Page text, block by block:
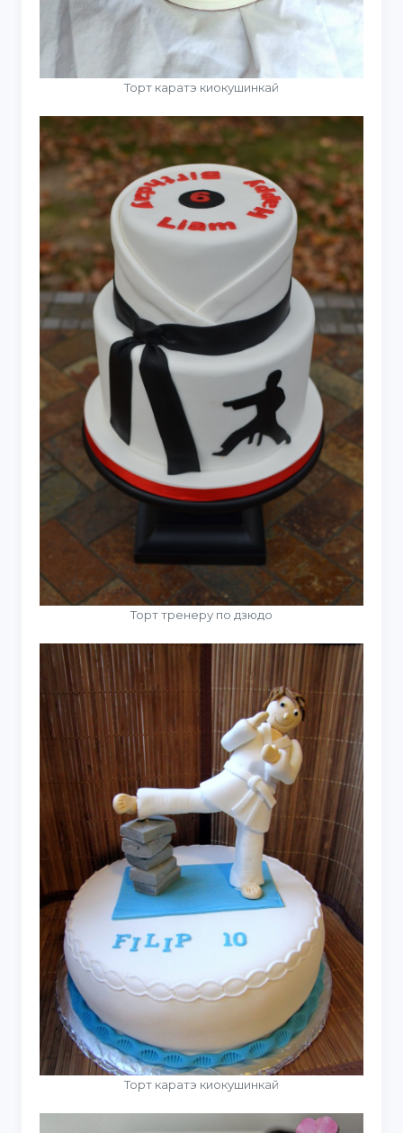
Торт каратэ киокушинкай
Торт тренеру по дзюдо
Торт каратэ киокушинкай